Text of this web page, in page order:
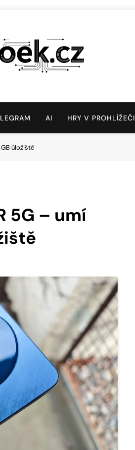
AI HRY V PROHLÍŽEČI
GB úložiště
5G – umí